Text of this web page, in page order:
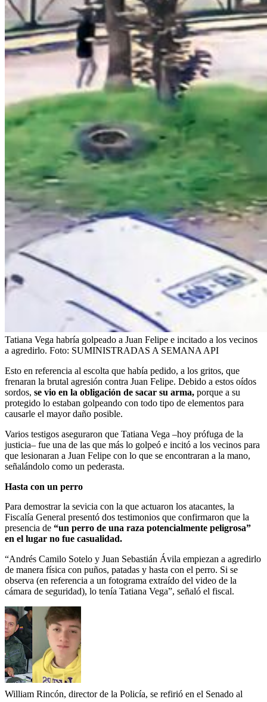
Tatiana Vega habría golpeado a Juan Felipe e incitado a los vecinos
a agredirlo. Foto: SUMINISTRADAS A SEMANA API
Esto en referencia al escolta que había pedido, a los gritos, que
frenaran la brutal agresión contra Juan Felipe. Debido a estos oídos
sordos, se vio en la obligación de sacar su arma, porque a su
protegido lo estaban golpeando con todo tipo de elementos para
causarle el mayor daño posible.
Varios testigos aseguraron que Tatiana Vega –hoy prófuga de la
justicia– fue una de las que más lo golpeó e incitó a los vecinos para
que lesionaran a Juan Felipe con lo que se encontraran a la mano,
señalándolo como un pederasta.
Hasta con un perro
Para demostrar la sevicia con la que actuaron los atacantes, la
Fiscalía General presentó dos testimonios que confirmaron que la
presencia de “un perro de una raza potencialmente peligrosa”
en el lugar no fue casualidad.
“Andrés Camilo Sotelo y Juan Sebastián Ávila empiezan a agredirlo
de manera física con puños, patadas y hasta con el perro. Si se
observa (en referencia a un fotograma extraído del video de la
cámara de seguridad), lo tenía Tatiana Vega”, señaló el fiscal.
William Rincón, director de la Policía, se refirió en el Senado al